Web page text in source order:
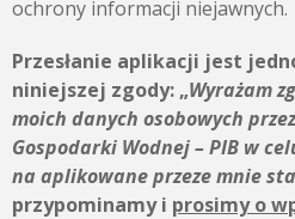
ochrony informacji niejawnych.
Przesłanie aplikacji jest
niniejszej zgody: „Wyrażam
moich danych osobowych
Gospodarki Wodnej – PIB w
na aplikowane przeze mnie
przypominamy i prosimy o